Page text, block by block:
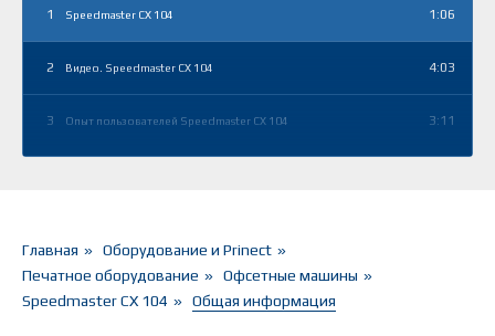
1 Speedmaster CX 104 1:06
2 Видео. Speedmaster CX 104 4:03
3 Опыт пользователей Speedmaster CX 104 3:11
Универсальный помощник в печатном цеху
Главная » Оборудование и Prinect »
Печатное оборудование » Офсетные машины »
Speedmaster CX 104 » Общая информация